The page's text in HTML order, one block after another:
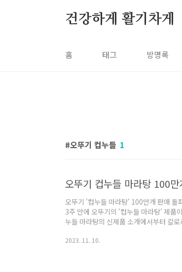
건강하게 활기차게
홈 태그 방명록
오뚜기 컵누들 1
오뚜기 '컵누들 마라탕' 100만개 판매 돌
3주 만에 오뚜기의 '컵누들 마라탕' 제품
누들 마라탕의 신제품 소개에서부터 칼
(44.7GX6) 이벤트, 신제품, only, 굿즈
라탕을 부담 없이 즐기고 싶어하는 소비
2023. 11. 10.